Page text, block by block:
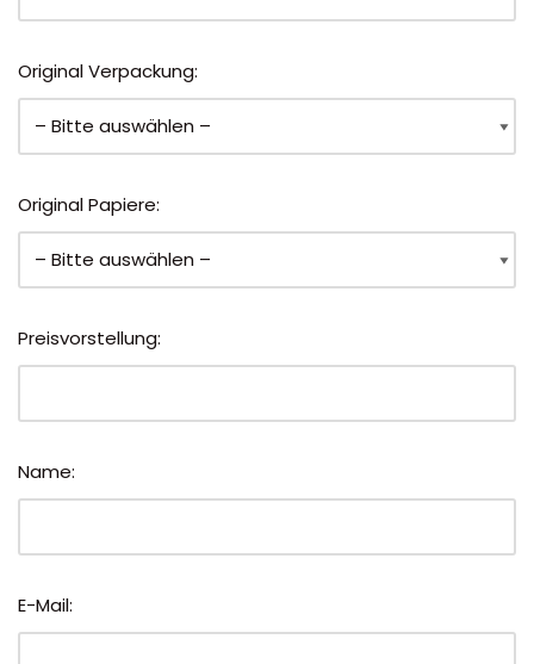
Original Verpackung:
Original Papiere:
Preisvorstellung:
Name:
E-Mail: